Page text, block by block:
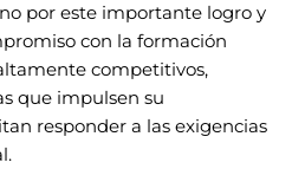
por este importante logro y
con la formación
competitivos,
que impulsen su
responder a las exigencias